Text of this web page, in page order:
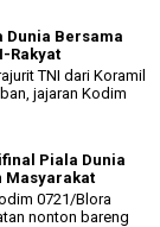
Dunia Bersama
Rakyat
TNI dari Koramil
jajaran Kodim
Piala Dunia
Masyarakat
0721/Blora
nonton bareng